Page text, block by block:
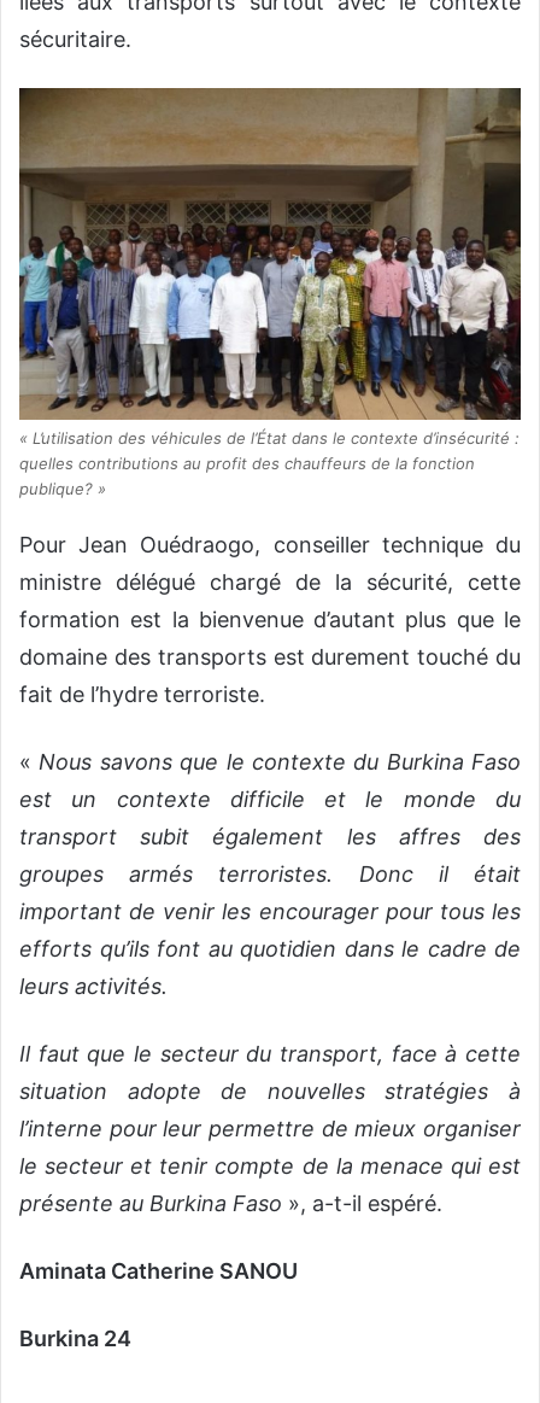
sécuritaire.
« L’utilisation des véhicules de l’État dans le contexte d’insécurité :
quelles contributions au profit des chauffeurs de la fonction
publique? »
Pour Jean Ouédraogo, conseiller technique du
ministre délégué chargé de la sécurité, cette
formation est la bienvenue d’autant plus que le
domaine des transports est durement touché du
fait de l’hydre terroriste.
« Nous savons que le contexte du Burkina Faso
est un contexte difficile et le monde du
transport subit également les affres des
groupes armés terroristes. Donc il était
important de venir les encourager pour tous les
efforts qu’ils font au quotidien dans le cadre de
leurs activités.
Il faut que le secteur du transport, face à cette
situation adopte de nouvelles stratégies à
l’interne pour leur permettre de mieux organiser
le secteur et tenir compte de la menace qui est
présente au Burkina Faso », a-t-il espéré.
Aminata Catherine SANOU
Burkina 24